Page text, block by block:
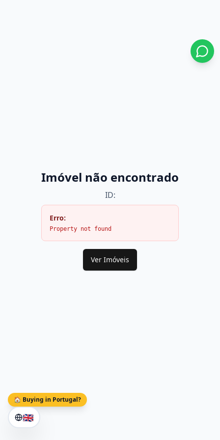
🏠 Buying in Portugal?
🇬🇧
Imóvel não encontrado
ID:
Erro:
Property not found
Ver Imóveis